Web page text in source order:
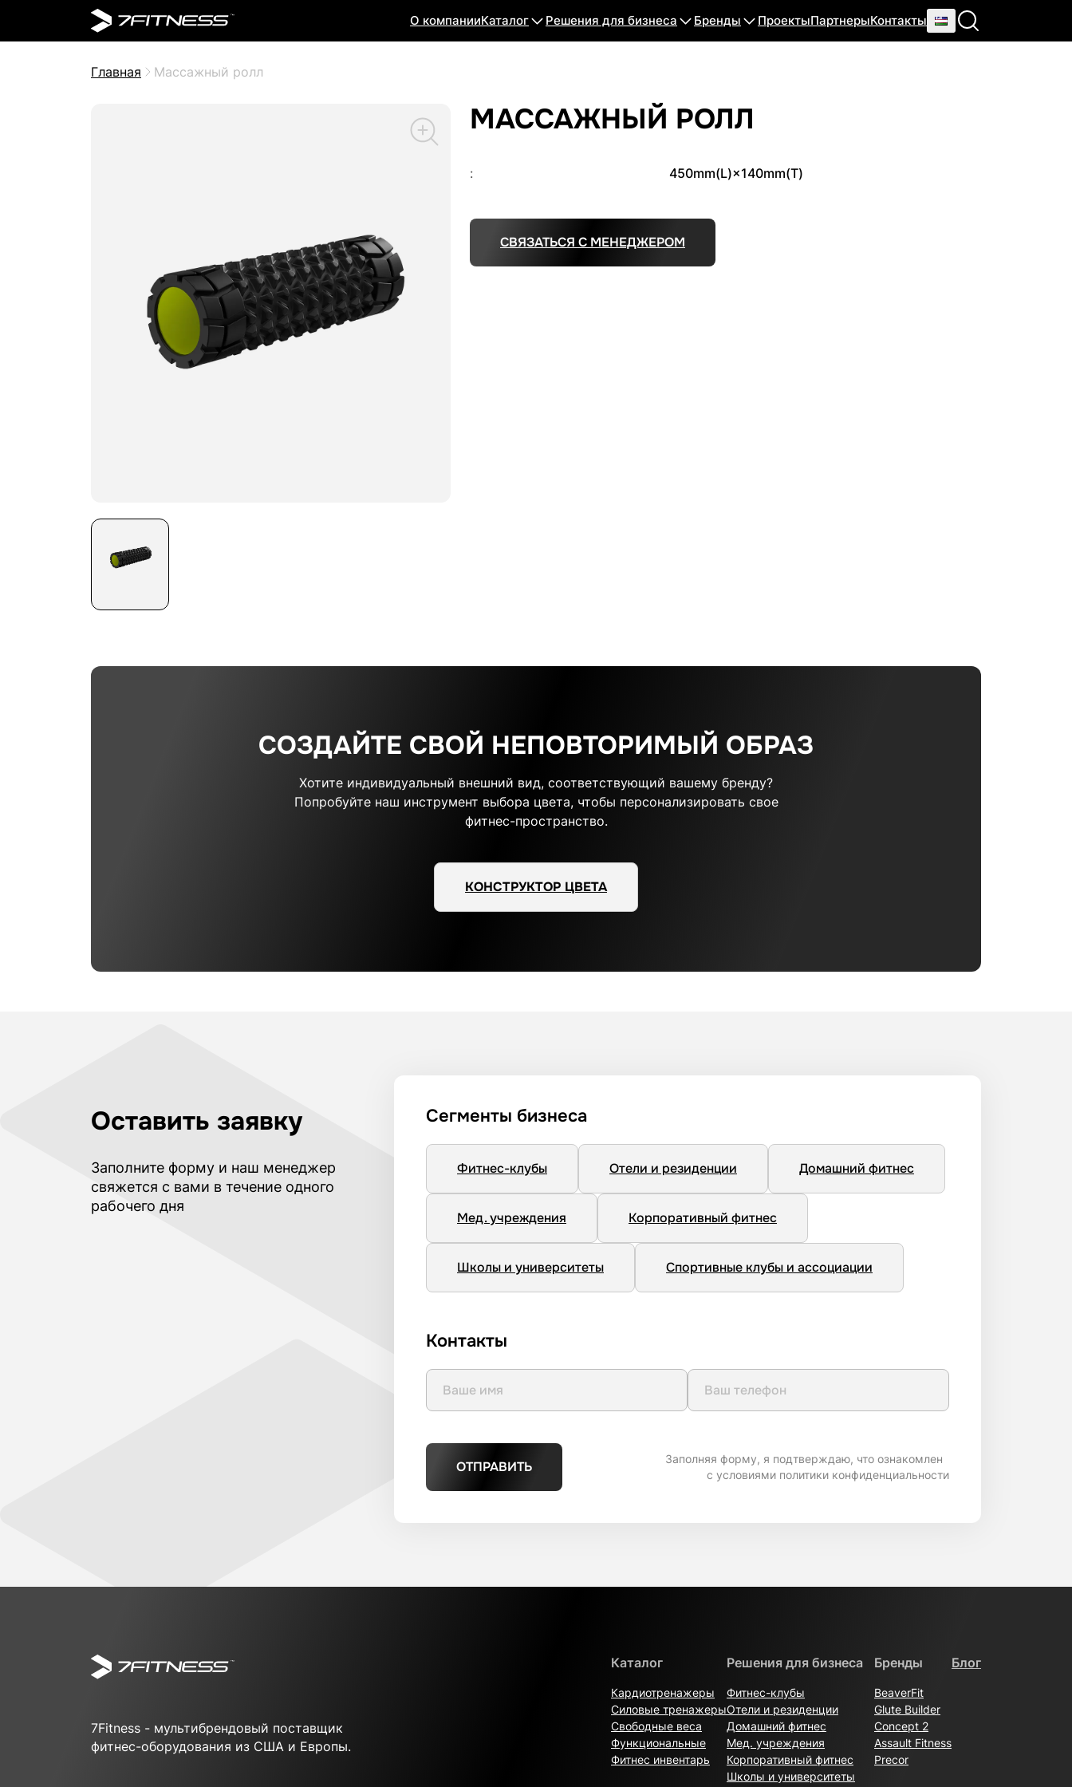
О компанииКаталог Решения для бизнеса Бренды ПроектыПартнерыКонтакты
Главная Массажный ролл
МАССАЖНЫЙ РОЛЛ
: 450mm(L)×140mm(T)
СВЯЗАТЬСЯ С МЕНЕДЖЕРОМ
СОЗДАЙТЕ СВОЙ НЕПОВТОРИМЫЙ ОБРАЗ
Хотите индивидуальный внешний вид, соответствующий вашему бренду?
Попробуйте наш инструмент выбора цвета, чтобы персонализировать свое
фитнес-пространство.
КОНСТРУКТОР ЦВЕТА
Оставить заявку
Заполните форму и наш менеджер
свяжется с вами в течение одного
рабочего дня
Сегменты бизнеса
Фитнес-клубы Отели и резиденции Домашний фитнес
Мед. учреждения Корпоративный фитнес
Школы и университеты Спортивные клубы и ассоциации
Контакты
ОТПРАВИТЬ
Заполняя форму, я подтверждаю, что ознакомлен
с условиями политики конфиденциальности
7Fitness - мультибрендовый поставщик
фитнес-оборудования из США и Европы.
Каталог
Кардиотренажеры
Силовые тренажеры
Свободные веса
Функциональные
Фитнес инвентарь
Решения для бизнеса
Фитнес-клубы
Отели и резиденции
Домашний фитнес
Мед. учреждения
Корпоративный фитнес
Школы и университеты
Бренды
BeaverFit
Glute Builder
Concept 2
Assault Fitness
Precor
Блог